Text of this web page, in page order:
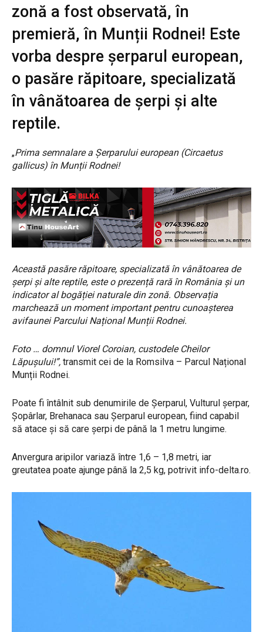
zonă a fost observată, în
premieră, în Munții Rodnei! Este
vorba despre șerparul european,
o pasăre răpitoare, specializată
în vânătoarea de șerpi și alte
reptile.
„Prima semnalare a Șerparului european (Circaetus
gallicus) în Munții Rodnei!
Această pasăre răpitoare, specializată în vânătoarea de
șerpi și alte reptile, este o prezență rară în România și un
indicator al bogăției naturale din zonă. Observația
marchează un moment important pentru cunoașterea
avifaunei Parcului Național Munții Rodnei.
Foto … domnul Viorel Coroian, custodele Cheilor
Lăpușului!”, transmit cei de la Romsilva – Parcul Național
Munții Rodnei.
Poate fi întâlnit sub denumirile de Șerparul, Vulturul șerpar,
Șopârlar, Brehanaca sau Șerparul european, fiind capabil
să atace și să care șerpi de până la 1 metru lungime.
Anvergura aripilor variază între 1,6 – 1,8 metri, iar
greutatea poate ajunge până la 2,5 kg, potrivit info-delta.ro.